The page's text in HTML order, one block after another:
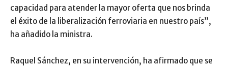
capacidad para atender la mayor oferta que nos brinda
el éxito de la liberalización ferroviaria en nuestro país”,
ha añadido la ministra.
Raquel Sánchez, en su intervención, ha afirmado que se